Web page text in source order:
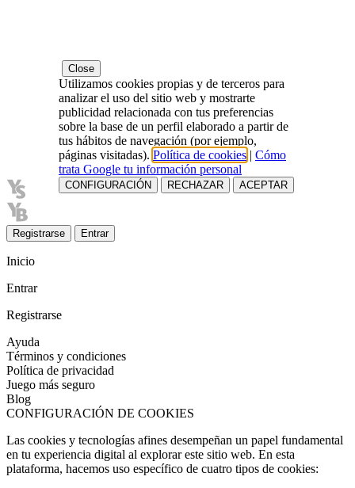
Registrarse Entrar
Inicio
Entrar
Registrarse
Ayuda
Términos y condiciones
Política de privacidad
Juego más seguro
Blog
CONFIGURACIÓN DE COOKIES
Las cookies y tecnologías afines desempeñan un papel fundamental
en tu experiencia digital al explorar este sitio web. En esta
plataforma, hacemos uso específico de cuatro tipos de cookies:
Close
Utilizamos cookies propias y de terceros para
analizar el uso del sitio web y mostrarte
publicidad relacionada con tus preferencias
sobre la base de un perfil elaborado a partir de
tus hábitos de navegación (por ejemplo,
páginas visitadas). Política de cookies | Cómo
trata Google tu información personal
CONFIGURACIÓN RECHAZAR ACEPTAR